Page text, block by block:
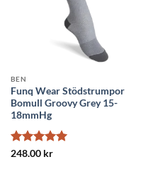
BEN
Funq Wear Stödstrumpor
Bomull Groovy Grey 15-
18mmHg
Betygsatt
248.00 kr